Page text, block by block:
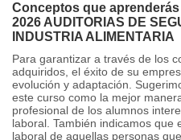
Conceptos que aprenderás
2026 AUDITORIAS DE
INDUSTRIA ALIMENTARIA
Para garantizar a través de los
adquiridos, el éxito de su
evolución y adaptación.
este curso como la mejor
profesional de los alumnos
laboral. También indicamos
laboral de aquellas personas